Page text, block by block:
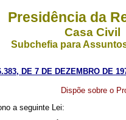
Presidência da
Casa Civil
Subchefia para
DE 7 DE DEZEMBRO DE
Dispõe sobre o
a seguinte Lei: